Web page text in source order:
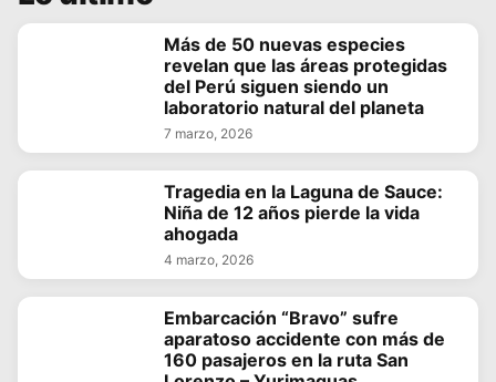
Más de 50 nuevas especies
revelan que las áreas protegidas
del Perú siguen siendo un
laboratorio natural del planeta
7 marzo, 2026
Tragedia en la Laguna de Sauce:
Niña de 12 años pierde la vida
ahogada
4 marzo, 2026
Embarcación “Bravo” sufre
aparatoso accidente con más de
160 pasajeros en la ruta San